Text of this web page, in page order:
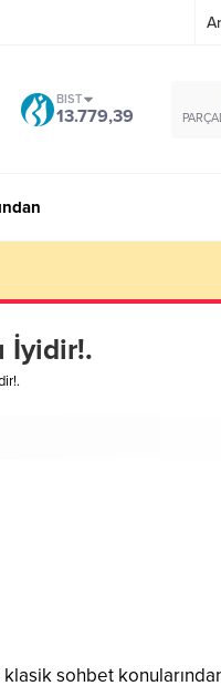
BIST
13.779,39
İyidir!.
sohbet